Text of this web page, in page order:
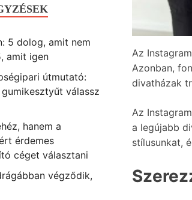
Az
Azonban,
divatházak
Az
a legújabb
stílusunkat,
5 dolog, amit nem
amit igen
útmutató:
válassz
hanem a
érdemes
céget választani
végződik,